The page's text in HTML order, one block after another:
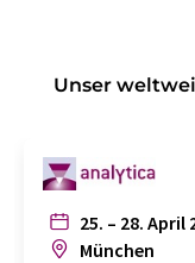
Unser
25. – 28. April
München